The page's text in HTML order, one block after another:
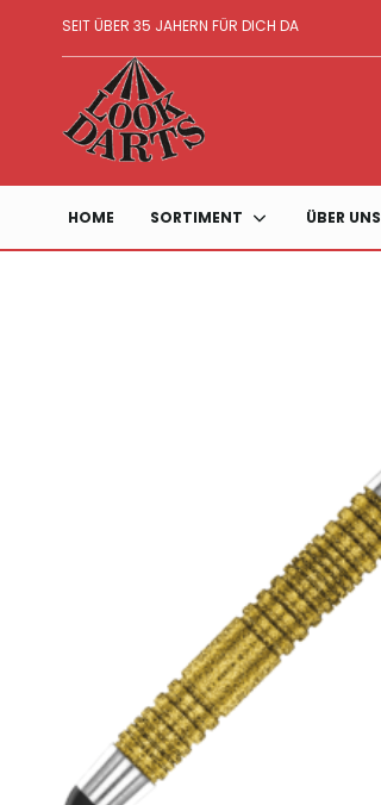
SEIT ÜBER 35 JAHERN FÜR DICH DA
HOME SORTIMENT ÜBER UNS